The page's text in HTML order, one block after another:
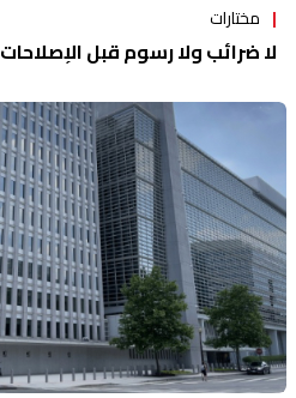
مختارات
لا ضرائب ولا رسوم قبل الإصلاحات